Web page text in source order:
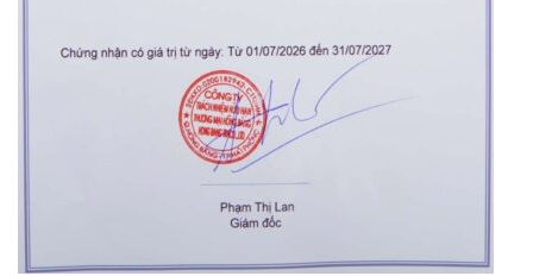
Orient Nam RA-
Casio Nam MTS-